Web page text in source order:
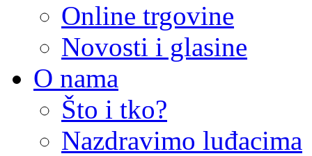
Online trgovine
Novosti i glasine
O nama
Što i tko?
Nazdravimo luđacima